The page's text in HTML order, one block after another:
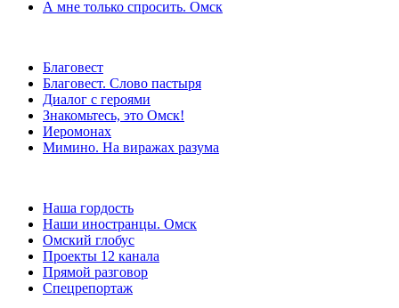
А мне только спросить. Омск
Благовест
Благовест. Слово пастыря
Диалог с героями
Знакомьтесь, это Омск!
Иеромонах
Мимино. На виражах разума
Наша гордость
Наши иностранцы. Омск
Омский глобус
Проекты 12 канала
Прямой разговор
Спецрепортаж